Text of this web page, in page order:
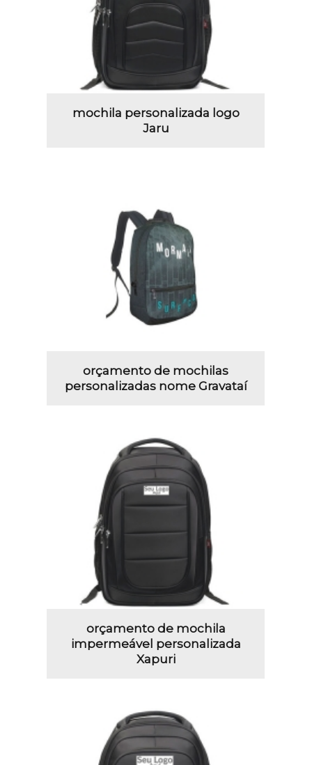
mochila personalizada logo
Jaru
orçamento de mochilas
personalizadas nome Gravataí
orçamento de mochila
impermeável personalizada
Xapuri